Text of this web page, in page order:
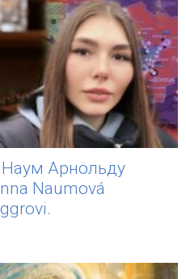
Арнольду
Naumová